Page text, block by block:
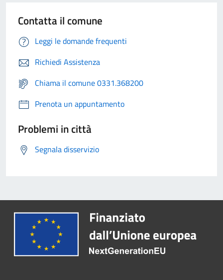
Contatta il comune
Leggi le domande frequenti
Richiedi Assistenza
Chiama il comune 0331.368200
Prenota un appuntamento
Problemi in città
Segnala disservizio